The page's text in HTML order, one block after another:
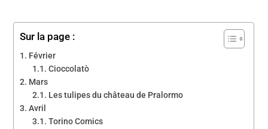
Sur la page :
Février
Cioccolatò
Mars
Les tulipes du château de Pralormo
Avril
Torino Comics